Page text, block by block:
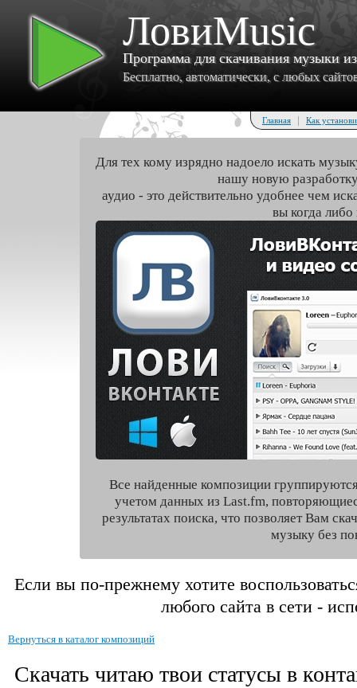
ЛовиMusic
Программа для скачивания музыки
Бесплатно, автоматически, с любых
Главная | Как
Для тех кому изрядно надоело искать
нашу новую
аудио - это действительно удобнее чем
вы когда либо
Все найденные композиции
учетом данных из Last.fm,
результатах поиска, что позволяет Вам
музыку без
Если вы по-прежнему хотите
любого сайта в сети -
Вернуться в каталог композиций
Скачать читаю твои статусы в